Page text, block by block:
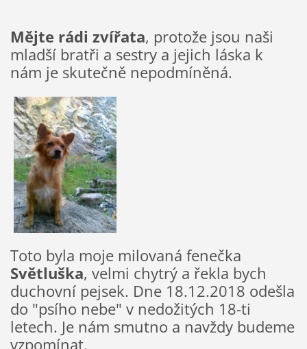
Mějte rádi zvířata, protože jsou naši
mladší bratři a sestry a jejich láska k
nám je skutečně nepodmíněná.
Toto byla moje milovaná fenečka
Světluška, velmi chytrý a řekla bych
duchovní pejsek. Dne 18.12.2018 odešla
do "psího nebe" v nedožitých 18-ti
letech. Je nám smutno a navždy budeme